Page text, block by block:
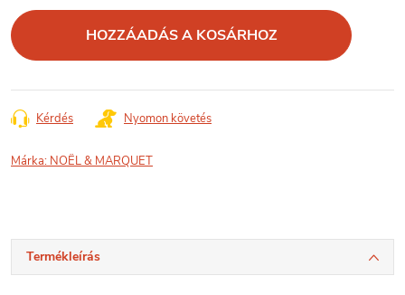
HOZZÁADÁS A KOSÁRHOZ
Kérdés Nyomon követés
Márka: NOËL & MARQUET
Termékleírás